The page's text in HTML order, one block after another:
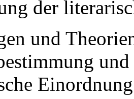
der
und